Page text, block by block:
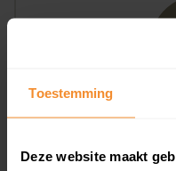
Toestemming
Deze website maakt
1946 - 1980